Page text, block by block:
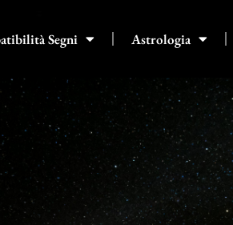
Segni Astrologia